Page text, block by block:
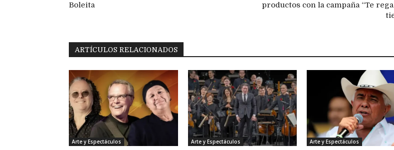
Boleita
productos con la campaña “Te
ARTÍCULOS RELACIONADOS
Arte y Espectáculos Arte y Espectáculos Arte y Espectáculos